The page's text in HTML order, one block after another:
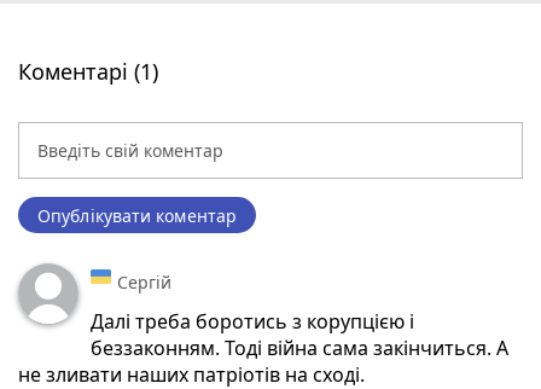
Коментарі (1)
Опублікувати коментар
Сергій
Далі треба боротись з корупцією і
беззаконням. Тоді війна сама закінчиться. А
не зливати наших патріотів на сході.